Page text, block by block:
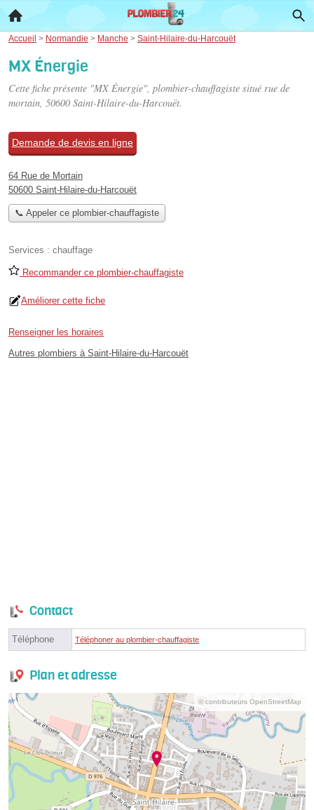
Accueil > Normandie > Manche > Saint-Hilaire-du-Harcouët
MX Énergie
Cette fiche présente "MX Énergie", plombier-chauffagiste situé rue de
mortain, 50600 Saint-Hilaire-du-Harcouët.
Demande de devis en ligne
64 Rue de Mortain
50600 Saint-Hilaire-du-Harcouët
📞 Appeler ce plombier-chauffagiste
Services : chauffage
Recommander ce plombier-chauffagiste
Améliorer cette fiche
Renseigner les horaires
Autres plombiers à Saint-Hilaire-du-Harcouët
Contact
Téléphone Téléphoner au plombier-chauffagiste
Plan et adresse
© contributeurs OpenStreetMap